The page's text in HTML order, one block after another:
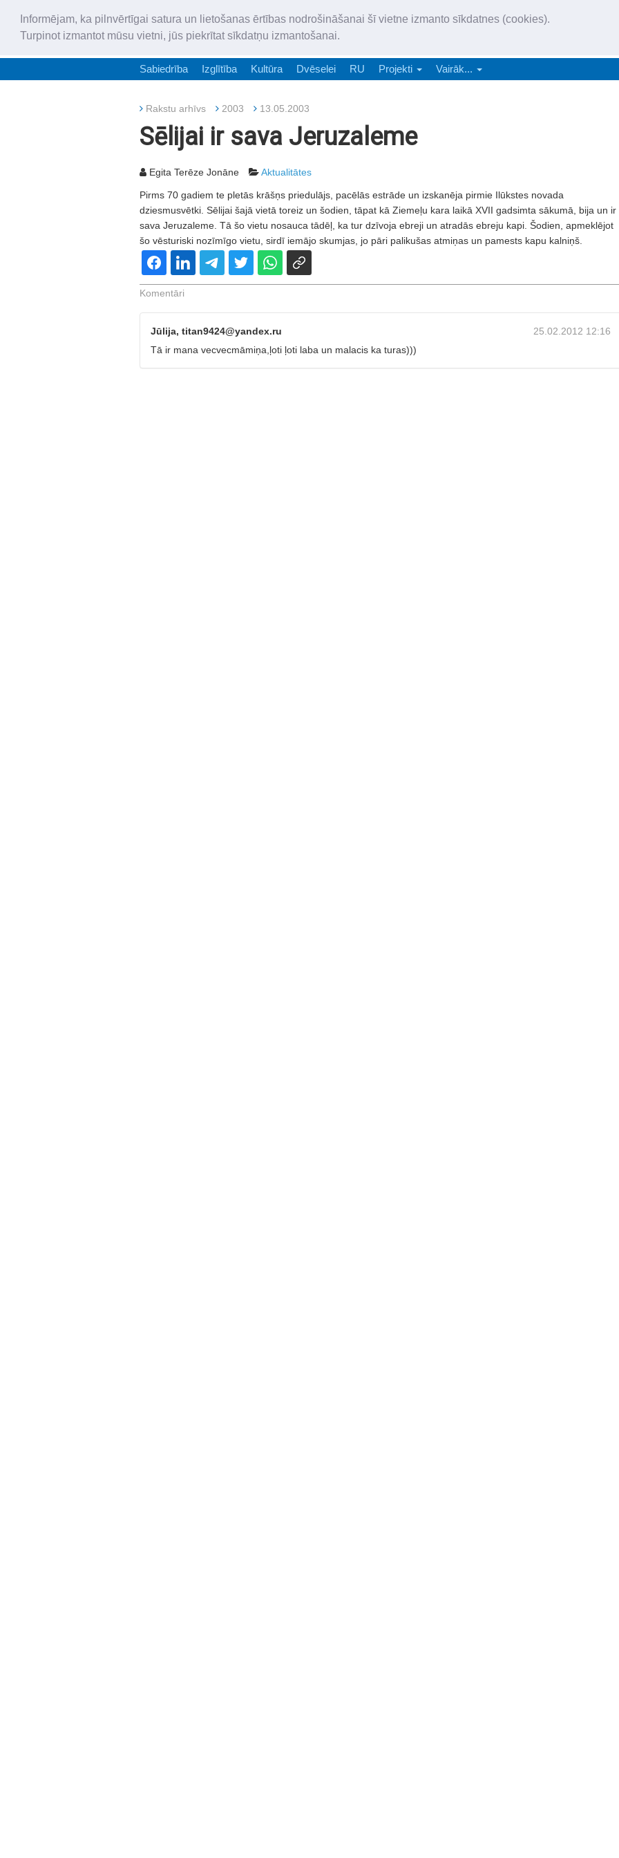
Informējam, ka pilnvērtīgai satura un lietošanas ērtības nodrošināšanai šī vietne izmanto sīkdatnes (cookies).
Turpinot izmantot mūsu vietni, jūs piekrītat sīkdatņu izmantošanai.
„Latgales Laiks” latviešu valodā aptver Daugavpils valstspilsētu,
Sabiedrība Izglītība Kultūra Dvēselei RU Projekti Vairāk...
Rakstu arhīvs 2003 13.05.2003
Sēlijai ir sava Jeruzaleme
Egita Terēze Jonāne Aktualitātes
Pirms 70 gadiem te pletās krāšņs priedulājs, pacēlās estrāde un izskanēja pirmie Ilūkstes novada
dziesmusvētki. Sēlijai šajā vietā toreiz un šodien, tāpat kā Ziemeļu kara laikā XVII gadsimta sākumā, bija un ir
sava Jeruzaleme. Tā šo vietu nosauca tādēļ, ka tur dzīvoja ebreji un atradās ebreju kapi. Šodien, apmeklējot
šo vēsturiski nozīmīgo vietu, sirdī iemājo skumjas, jo pāri palikušas atmiņas un pamests kapu kalniņš.
Komentāri
25.02.2012 12:16
Jūlija, titan9424@yandex.ru
Tā ir mana vecvecmāmiņa,ļoti ļoti laba un malacis ka turas)))